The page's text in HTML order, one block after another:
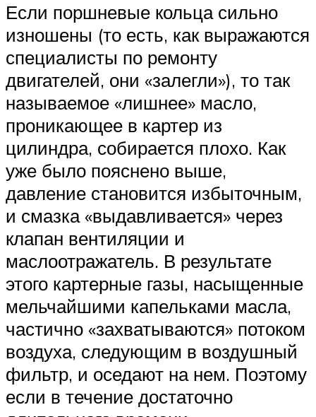
Если поршневые кольца сильно
изношены (то есть, как выражаются
специалисты по ремонту
двигателей, они «залегли»), то так
называемое «лишнее» масло,
проникающее в картер из
цилиндра, собирается плохо. Как
уже было пояснено выше,
давление становится избыточным,
и смазка «выдавливается» через
клапан вентиляции и
маслоотражатель. В результате
этого картерные газы, насыщенные
мельчайшими капельками масла,
частично «захватываются» потоком
воздуха, следующим в воздушный
фильтр, и оседают на нем. Поэтому
если в течение достаточно